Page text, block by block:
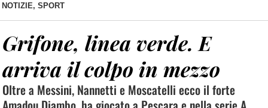
NOTIZIE, SPORT
Grifone, linea verde. E
arriva il colpo in mezzo
Oltre a Messini, Nannetti e Moscatelli ecco il forte